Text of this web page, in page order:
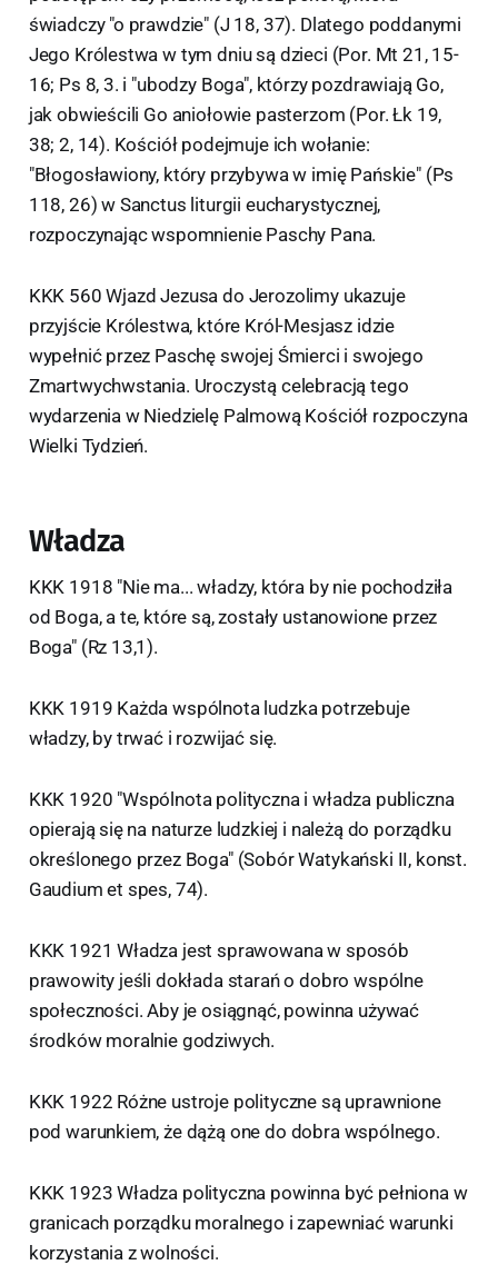
świadczy "o prawdzie" (J 18, 37). Dlatego poddanymi
Jego Królestwa w tym dniu są dzieci (Por. Mt 21, 15-
16; Ps 8, 3. i "ubodzy Boga", którzy pozdrawiają Go,
jak obwieścili Go aniołowie pasterzom (Por. Łk 19,
38; 2, 14). Kościół podejmuje ich wołanie:
"Błogosławiony, który przybywa w imię Pańskie" (Ps
118, 26) w Sanctus liturgii eucharystycznej,
rozpoczynając wspomnienie Paschy Pana.
KKK 560 Wjazd Jezusa do Jerozolimy ukazuje
przyjście Królestwa, które Król-Mesjasz idzie
wypełnić przez Paschę swojej Śmierci i swojego
Zmartwychwstania. Uroczystą celebracją tego
wydarzenia w Niedzielę Palmową Kościół rozpoczyna
Wielki Tydzień.
Władza
KKK 1918 "Nie ma... władzy, która by nie pochodziła
od Boga, a te, które są, zostały ustanowione przez
Boga" (Rz 13,1).
KKK 1919 Każda wspólnota ludzka potrzebuje
władzy, by trwać i rozwijać się.
KKK 1920 "Wspólnota polityczna i władza publiczna
opierają się na naturze ludzkiej i należą do porządku
określonego przez Boga" (Sobór Watykański II, konst.
Gaudium et spes, 74).
KKK 1921 Władza jest sprawowana w sposób
prawowity jeśli dokłada starań o dobro wspólne
społeczności. Aby je osiągnąć, powinna używać
środków moralnie godziwych.
KKK 1922 Różne ustroje polityczne są uprawnione
pod warunkiem, że dążą one do dobra wspólnego.
KKK 1923 Władza polityczna powinna być pełniona w
granicach porządku moralnego i zapewniać warunki
korzystania z wolności.